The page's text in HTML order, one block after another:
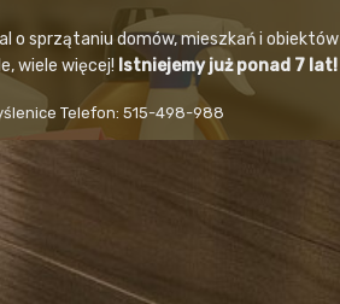
sprzątaniu domów, mieszkań i obiektów
wiele więcej! Istniejemy już ponad 7 lat!
Telefon: 515-498-988